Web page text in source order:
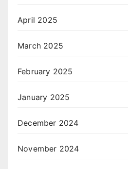
April 2025
March 2025
February 2025
January 2025
December 2024
November 2024